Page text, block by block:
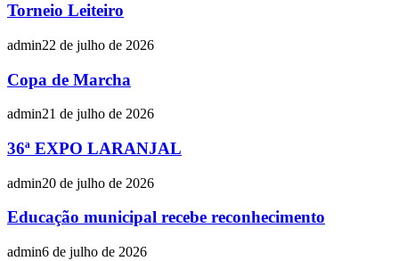
Torneio Leiteiro
admin22 de julho de 2026
Copa de Marcha
admin21 de julho de 2026
36ª EXPO LARANJAL
admin20 de julho de 2026
Educação municipal recebe reconhecimento
admin6 de julho de 2026